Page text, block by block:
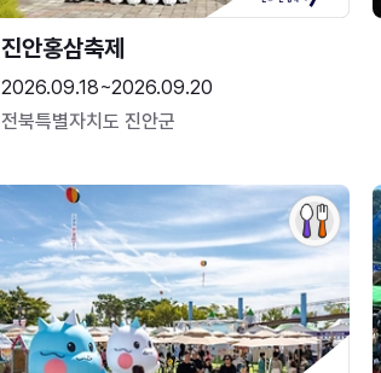
진안홍삼축제
2026.09.18~2026.09.20
전북특별자치도 진안군